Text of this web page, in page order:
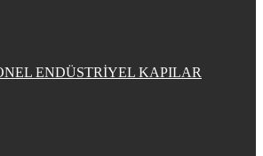
ENDÜSTRİYEL KAPILAR